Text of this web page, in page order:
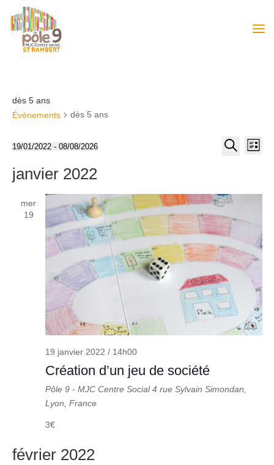
dès 5 ans
Évènements
dès 5 ans
de
vues
de
Liste
19/01/2022 - 08/08/2026
une
date.
janvier 2022
mer
19
19 janvier 2022 / 14h00
Création d’un jeu de société
Pôle 9 - MJC Centre Social4 rue Sylvain Simondan,
Lyon, France
3€
février 2022